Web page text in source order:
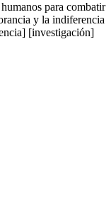
para combatir
y la indiferencia
[investigación]